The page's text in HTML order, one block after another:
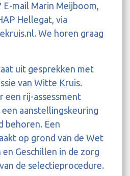
E-mail Marin Meijboom,
Hellegat, via
We horen graag
uit gesprekken met
van Witte Kruis.
een rij-assessment
aanstellingskeuring
behoren. Een
op grond van de Wet
Geschillen in de zorg
de selectieprocedure.